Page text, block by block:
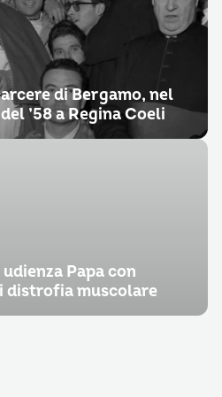
di Bergamo, nel
’58 a Regina Coeli
Papa con
distrofia muscolare